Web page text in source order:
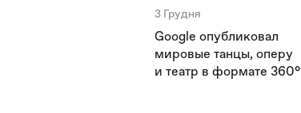
3 Грудня
Google опубликовал
мировые танцы, оперу
и театр в формате 360°